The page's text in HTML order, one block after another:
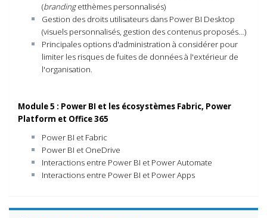
(brandingetthèmes personnalisés)
Gestion des droits utilisateurs dans Power BI Desktop
(visuels personnalisés, gestion des contenus proposés…)
Principales options d'administration à considérer pour
limiter les risques de fuites de données à l'extérieur de
l'organisation.
Module 5 : Power BI et les écosystèmes Fabric, Power
Platform et Office 365
Power BI et Fabric
Power BI et OneDrive
Interactions entre Power BI et Power Automate
Interactions entre Power BI et Power Apps